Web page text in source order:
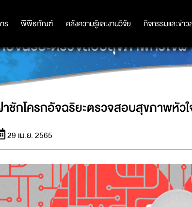
ร พิพิธภัณฑ์ คลังความรู้และงานวิจัย กิจกรรมและข่า
ร พิพิธภัณฑ์ คลังความรู้และงานวิจัย กิจกรรมและข่าว
อัจฉริยะตรวจสอบสุขภาพหัวใจ
ชักโครกอัจฉริยะตรวจสอบสุขภาพหัว
29 เม.ย. 2565